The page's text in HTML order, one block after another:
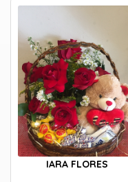
IARA FLORES